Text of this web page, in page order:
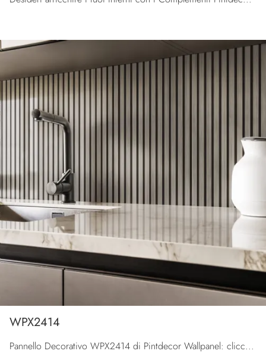
WPX2414
Pannello Decorativo WPX2414 di Pintdecor Wallpanel: clicca e scopri di più sui Complementi e pannelli decorativi moderni in metallo del noto e ...